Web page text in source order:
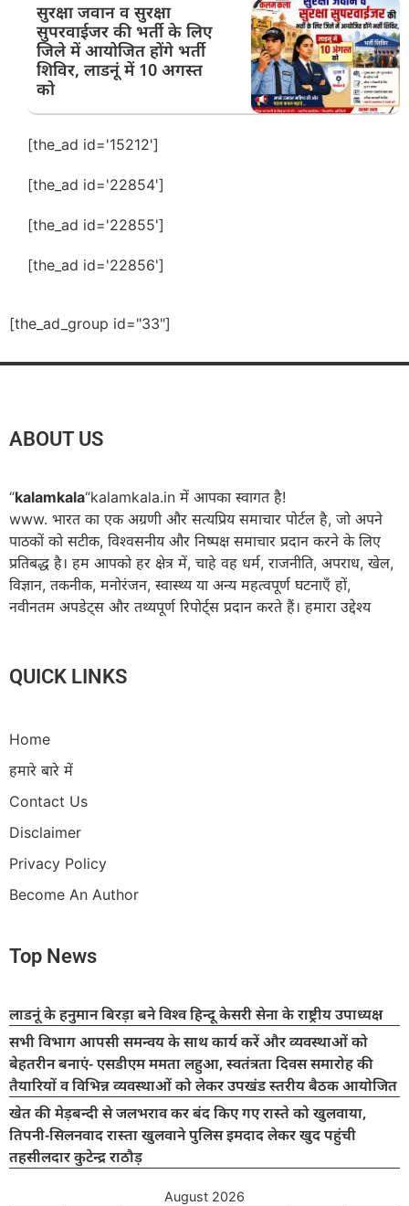
सुरक्षा जवान व सुरक्षा
सुपरवाईजर की भर्ती के लिए
जिले में आयोजित होंगे भर्ती
शिविर, लाडनूं में 10 अगस्त
को
[the_ad id='15212']
[the_ad id='22854']
[the_ad id='22855']
[the_ad id='22856']
[the_ad_group id="33"]
ABOUT US
“kalamkala“kalamkala.in में आपका स्वागत है!
www. भारत का एक अग्रणी और सत्यप्रिय समाचार पोर्टल है, जो अपने
पाठकों को सटीक, विश्वसनीय और निष्पक्ष समाचार प्रदान करने के लिए
प्रतिबद्ध है। हम आपको हर क्षेत्र में, चाहे वह धर्म, राजनीति, अपराध, खेल,
विज्ञान, तकनीक, मनोरंजन, स्वास्थ्य या अन्य महत्वपूर्ण घटनाएँ हों,
नवीनतम अपडेट्स और तथ्यपूर्ण रिपोर्ट्स प्रदान करते हैं। हमारा उद्देश्य
QUICK LINKS
Home
हमारे बारे में
Contact Us
Disclaimer
Privacy Policy
Become An Author
Top News
लाडनूं के हनुमान बिरड़ा बने विश्व हिन्दू केसरी सेना के राष्ट्रीय उपाध्यक्ष
सभी विभाग आपसी समन्वय के साथ कार्य करें और व्यवस्थाओं को
बेहतरीन बनाएं- एसडीएम ममता लहुआ, स्वतंत्रता दिवस समारोह की
तैयारियों व विभिन्न व्यवस्थाओं को लेकर उपखंड स्तरीय बैठक आयोजित
खेत की मेड़बन्दी से जलभराव कर बंद किए गए रास्ते को खुलवाया,
तिपनी-सिलनवाद रास्ता खुलवाने पुलिस इमदाद लेकर खुद पहुंची
तहसीलदार कुटेन्द्र राठौड़
August 2026